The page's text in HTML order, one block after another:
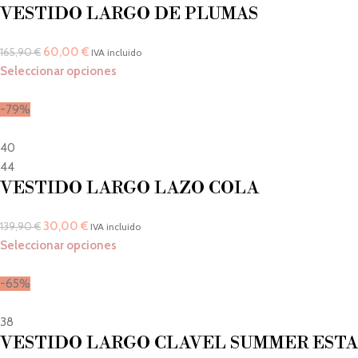
VESTIDO LARGO DE PLUMAS
165,90€ 60,00 € IVA incluido
Seleccionar opciones
-79%
40
44
VESTIDO LARGO LAZO COLA
139,90€ 30,00 € IVA incluido
Seleccionar opciones
-65%
38
VESTIDO LARGO CLAVEL SUMMER